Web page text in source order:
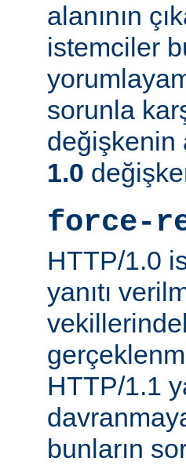
alanının
istemciler
sorunla
değişkenin
1.0
force-
HTTP/1.0
yanıtı
HTTP/1.1
bunların